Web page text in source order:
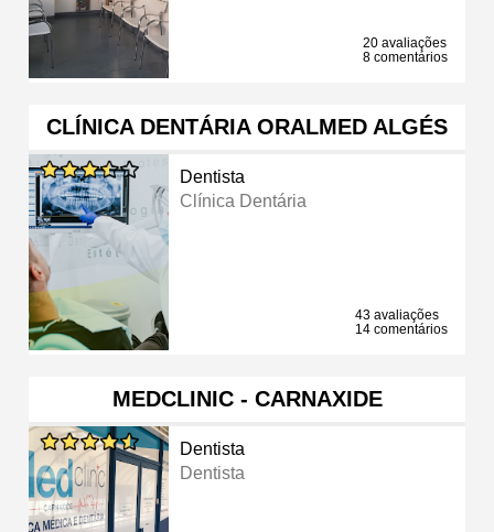
20 avaliações
8 comentários
CLÍNICA DENTÁRIA ORALMED ALGÉS
Dentista
Clínica Dentária
43 avaliações
14 comentários
MEDCLINIC - CARNAXIDE
Dentista
Dentista